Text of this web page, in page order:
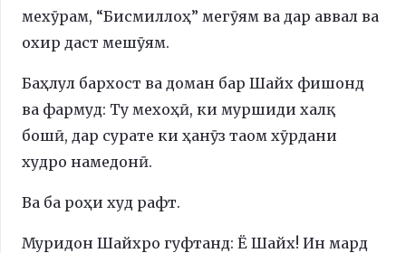
мехӯрам, “Бисмиллоҳ” мегӯям ва дар аввал ва
охир даст мешӯям.
Баҳлул бархост ва доман бар Шайх фишонд
ва фармуд: Ту мехоҳӣ, ки муршиди халқ
бошӣ, дар сурате ки ҳанӯз таом хӯрдани
худро намедонӣ.
Ва ба роҳи худ рафт.
Муридон Шайхро гуфтанд: Ё Шайх! Ин мард